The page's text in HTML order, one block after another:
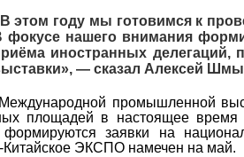
этом году мы готовимся к
фокусе нашего внимания
иностранных делегаций,
— сказал Алексей
промышленной
площадей в настоящее время
формируются заявки на
Китайское ЭКСПО намечен на май.